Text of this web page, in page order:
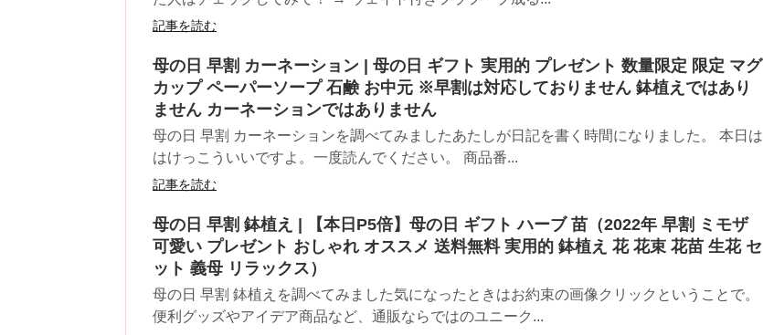
記事を読む
母の日 早割 カーネーション | 母の日 ギフト 実用的 プレゼント 数量限定 限定 マグ
カップ ペーパーソープ 石鹸 お中元 ※早割は対応しておりません 鉢植えではあり
ません カーネーションではありません
母の日 早割 カーネーションを調べてみましたあたしが日記を書く時間になりました。 本日は
はけっこういいですよ。一度読んでください。 商品番...
記事を読む
母の日 早割 鉢植え | 【本日P5倍】母の日 ギフト ハーブ 苗（2022年 早割 ミモザ
可愛い プレゼント おしゃれ オススメ 送料無料 実用的 鉢植え 花 花束 花苗 生花 セ
ット 義母 リラックス）
母の日 早割 鉢植えを調べてみました気になったときはお約束の画像クリックということで。
便利グッズやアイデア商品など、通販ならではのユニーク...